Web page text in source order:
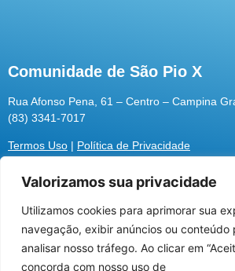
Utilizamos cookies para oferecer
experiência, melhorar o desempenho,
como você interage em nosso site e
Valorizamos sua privacidade
Utilizamos cookies para aprimorar sua
navegação, exibir anúncios ou conteúdo
analisar nosso tráfego. Ao clicar em
concorda com nosso uso de
Comunidade de São Pio X
Rua Afonso Pena, 61 – Centro – Campina
(83) 3341-7017
Termos Uso | Política de Privacidade
@2026 Associação Carismática Católica São Pio